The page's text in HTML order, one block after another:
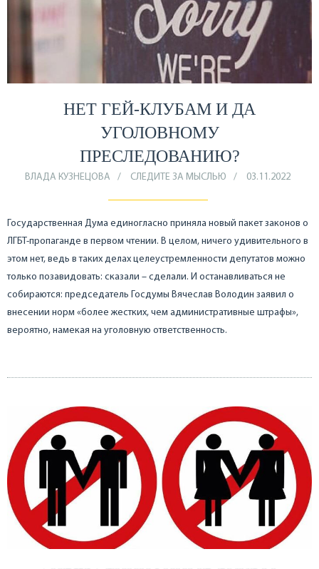
НЕТ ГЕЙ-КЛУБАМ И ДА
УГОЛОВНОМУ
ПРЕСЛЕДОВАНИЮ?
ВЛАДА КУЗНЕЦОВА СЛЕДИТЕ ЗА МЫСЛЬЮ 03.11.2022
Государственная Дума единогласно приняла новый пакет законов о
ЛГБТ-пропаганде в первом чтении. В целом, ничего удивительного в
этом нет, ведь в таких делах целеустремленности депутатов можно
только позавидовать: сказали – сделали. И останавливаться не
собираются: председатель Госдумы Вячеслав Володин заявил о
внесении норм «более жестких, чем административные штрафы»,
вероятно, намекая на уголовную ответственность.